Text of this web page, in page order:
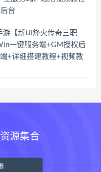
台
游【新UI烽火传奇三职
一键服务端+GM授权后
+详细搭建教程+视频教
源集合